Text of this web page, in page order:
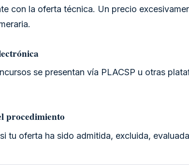
con la oferta técnica. Un precio
se presentan vía PLACSP u otras
procedimiento
tu oferta ha sido admitida, excluida,